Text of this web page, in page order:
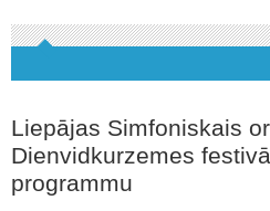
Liepājas Simfoniskais
Dienvidkurzemes
programmu